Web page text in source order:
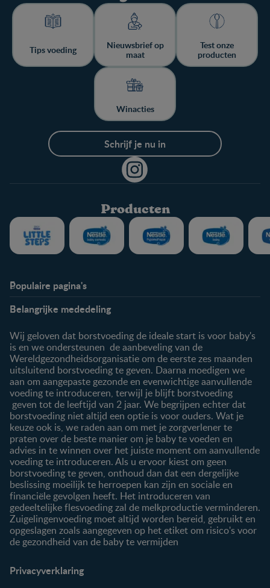
Tips voeding
Nieuwsbrief op
maat
Test onze
producten
Winacties
Schrijf je nu in
Producten
Populaire pagina's
Veelgestelde vragen
Over ons
Contact
Inloggen / inschrijven
Producten
Onze producten
Belangrijke mededeling
Wij geloven dat borstvoeding de ideale start is voor baby's
is en we ondersteunen de aanbeveling van de
Wereldgezondheidsorganisatie om de eerste zes maanden
uitsluitend borstvoeding te geven. Daarna moedigen we
aan om aangepaste gezonde en evenwichtige aanvullende
voeding te introduceren, terwijl je blijft borstvoeding
geven tot de leeftijd van 2 jaar. We begrijpen echter dat
borstvoeding niet altijd een optie is voor ouders. Wat je
keuze ook is, we raden aan om met je zorgverlener te
praten over de beste manier om je baby te voeden en
advies in te winnen over het juiste moment om aanvullende
voeding te introduceren. Als u ervoor kiest om geen
borstvoeding te geven, onthoud dan dat een dergelijke
beslissing moeilijk te herroepen kan zijn en sociale en
financiële gevolgen heeft. Het introduceren van
gedeeltelijke flesvoeding zal de melkproductie verminderen.
Zuigelingenvoeding moet altijd worden bereid, gebruikt en
opgeslagen zoals aangegeven op het etiket om risico's voor
de gezondheid van de baby te vermijden
Privacyverklaring